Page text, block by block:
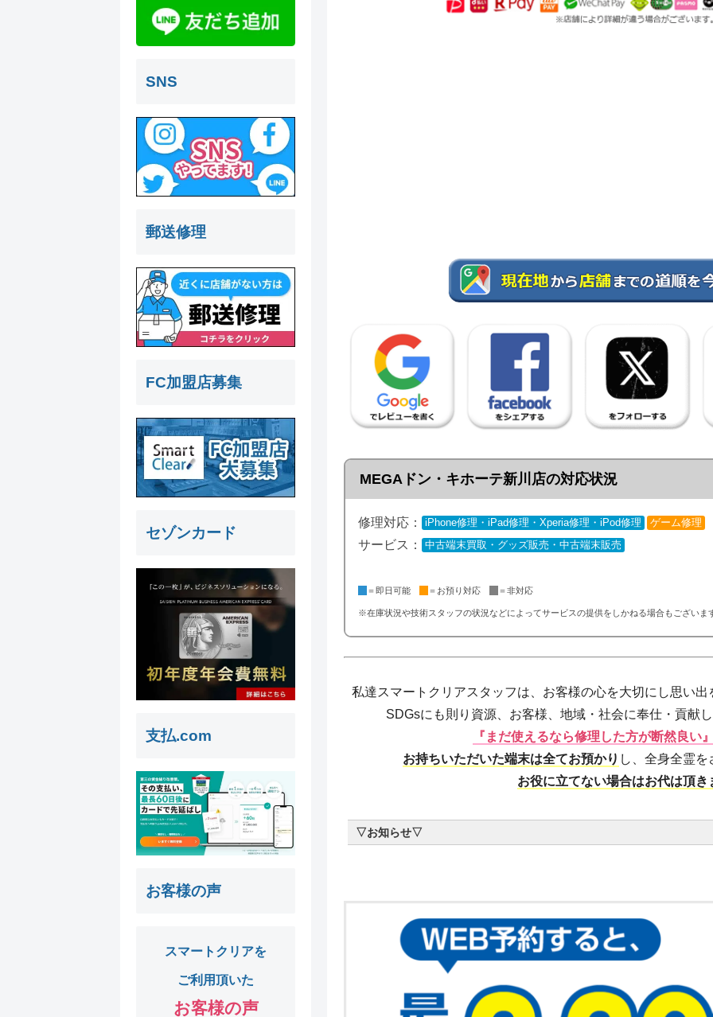
MEGAドン・キホーテ新川店の対応状況
修理対応： iPhone修理・iPad修理・Xperia修理・iPod修理 ゲーム修理
サービス： 中古端末買取・グッズ販売・中古端末販売
＝即日可能 ＝お預り対応 ＝非対応
※在庫状況や技術スタッフの状況などによってサービスの提供をしかねる場合もございま
私達スマートクリアスタッフは、お客様の心を大切にし思い
SDGsにも則り資源、お客様、地域・社会に奉仕・貢献
『まだ使えるなら修理した方が断然良い
お持ちいただいた端末は全てお預かり し、全身全霊
お役に立てない場合はお代は頂き
▽お知らせ▽
SNS
郵送修理
FC加盟店募集
セゾンカード
支払.com
お客様の声
スマートクリアを
ご利用頂いた
お客様の声